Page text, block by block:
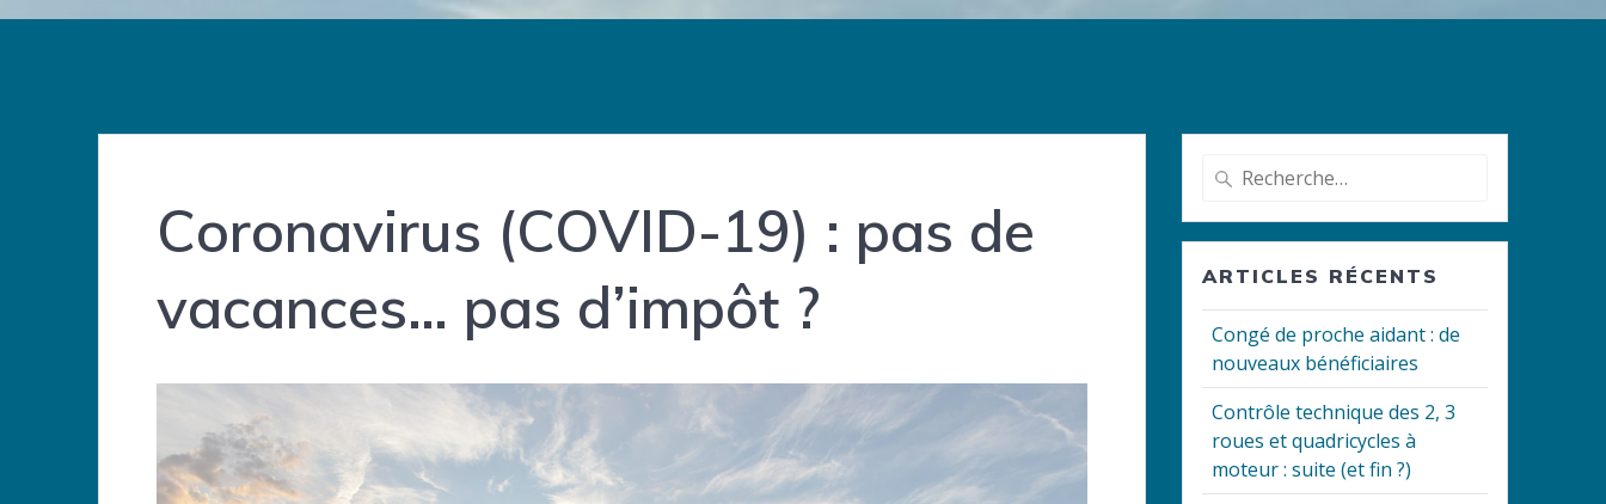
Coronavirus (COVID-19) : pas de
vacances… pas d’impôt ?
Recherche
:
ARTICLES RÉCENTS
Congé de proche aidant : de
nouveaux bénéficiaires
Contrôle technique des 2, 3
roues et quadricycles à
moteur : suite (et fin ?)